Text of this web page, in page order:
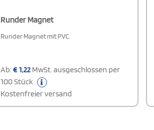
Runder Magnet
Runder Magnet mit PVC.
Ab:€1,22MwSt. ausgeschlossen per
100 Stück
Kostenfreier versand